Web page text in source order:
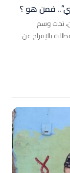
فمن هو ؟
تحت وسم
بالإفراج عن